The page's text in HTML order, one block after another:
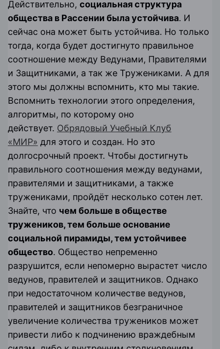
Действительно, социальная структура
общества в Рассении была устойчива. И
сейчас она может быть устойчива. Но только
тогда, когда будет достигнуто правильное
соотношение между Ведунами, Правителями
и Защитниками, а так же Тружениками. А для
этого мы должны вспомнить, кто мы такие.
Вспомнить технологии этого определения,
алгоритмы, по которому оно
действует. Обрядовый Учебный Клуб
«МИР» для этого и создан. Но это
долгосрочный проект. Чтобы достигнуть
правильного соотношения между ведунами,
правителями и защитниками, а также
тружениками, пройдёт несколько сотен лет.
Знайте, что чем больше в обществе
тружеников, тем больше основание
социальной пирамиды, тем устойчивее
общество. Общество непременно
разрушится, если непомерно вырастет число
ведунов, правителей и защитников. Однако
при недостаточном количестве ведунов,
правителей и защитников безграничное
увеличение количества тружеников может
привести либо к подчинению враждебным